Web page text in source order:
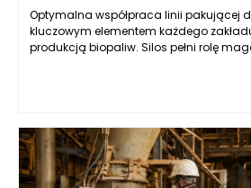
Optymalna współpraca linii pakującej
kluczowym elementem każdego
produkcją biopaliw. Silos pełni rolę
produkcji. Właściwa konstrukcja
oraz system wentylacji, ma ogromny
składowanych pelletów. Wydajność
bowiem zależna od regularności i